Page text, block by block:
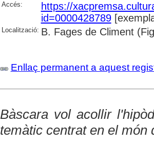
Accés:
https://
id=0000428789
Localització: B. Fages de Climent
Enllaç permanent a aquest
Bàscara vol acollir
temàtic centrat en el món